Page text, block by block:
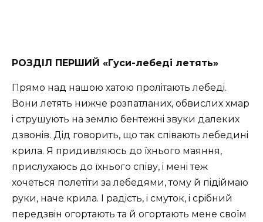
РОЗДIЛ ПЕРШИЙ «Гуси-лебеді летять»
Прямо над нашою хатою пролiтають лебедi.
Вони летять нижче розпатланих, обвислих хмар
i струшують на землю бентежнi звуки далеких
дзвонiв. Дiд говорить, що так спiвають лебединi
крила. Я придивляюсь до їхнього маяння,
прислухаюсь до їхнього спiву, i менi теж
хочеться полетiти за лебедями, тому й пiдiймаю
руки, наче крила. I радiсть, i смуток, i срiбний
передзвiн огортають та й огортають мене своїм